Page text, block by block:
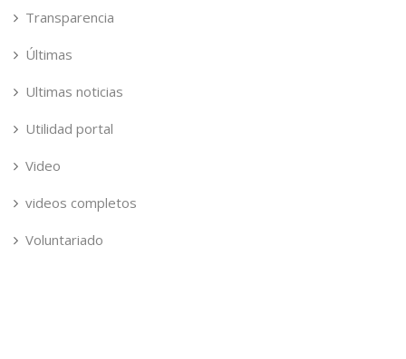
Transparencia
Últimas
Ultimas noticias
Utilidad portal
Video
videos completos
Voluntariado